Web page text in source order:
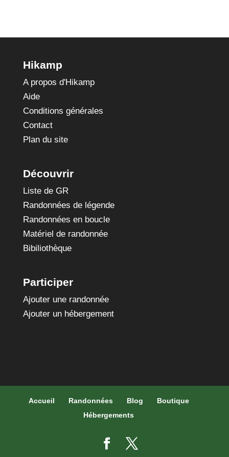
Hikamp
A propos d'Hikamp
Aide
Conditions générales
Contact
Plan du site
Découvrir
Liste de GR
Randonnées de légende
Randonnées en boucle
Matériel de randonnée
Bibiliothèque
Participer
Ajouter une randonnée
Ajouter un hébergement
Accueil Randonnées Blog
Boutique
Hébergements